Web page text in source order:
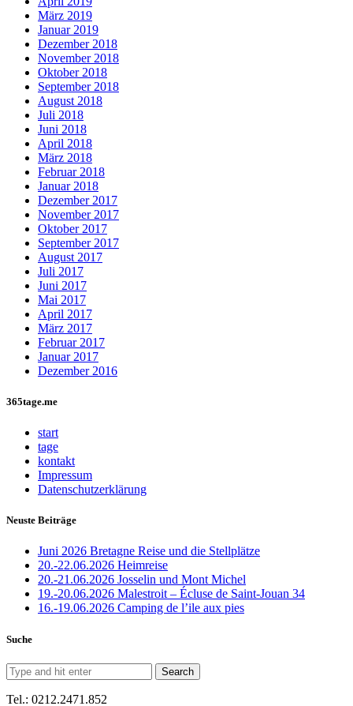
März 2019
Januar 2019
Dezember 2018
November 2018
Oktober 2018
September 2018
August 2018
Juli 2018
Juni 2018
April 2018
März 2018
Februar 2018
Januar 2018
Dezember 2017
November 2017
Oktober 2017
September 2017
August 2017
Juli 2017
Juni 2017
Mai 2017
April 2017
März 2017
Februar 2017
Januar 2017
Dezember 2016
365tage.me
start
tage
kontakt
Impressum
Datenschutzerklärung
Neuste Beiträge
Juni 2026 Bretagne Reise und die Stellplätze
20.-22.06.2026 Heimreise
20.-21.06.2026 Josselin und Mont Michel
19.-20.06.2026 Malestroit – Écluse de Saint-Jouan 34
16.-19.06.2026 Camping de l’ile aux pies
Suche
Tel.: 0212.2471.852